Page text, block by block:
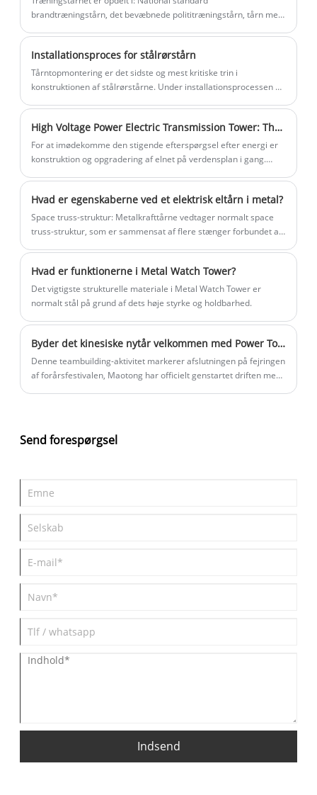
simpelt design og kompakt struktur. Det
er velegnet til forskellige terræn, såsom
byer, forstæder og bjergrige områder,
eller høje krav til æstetik.
brandtræningstårn, det bevæbnede polititræningstårn, tårn med
Installationsproces for stålrørstårn
Tårntopmontering er det sidste og mest kritiske trin i
konstruktionen af ​​stålrørstårne. Under installationsprocessen er
sikkerheden og stabiliteten af ​​tårntopinstallationen.
High Voltage Power Electric Transmission Tower: The Future of Energy Transfer
For at imødekomme den stigende efterspørgsel efter energi er
konstruktion og opgradering af elnet på verdensplan i gang.
højspændingstransmissionsledninger.
Hvad er egenskaberne ved et elektrisk eltårn i metal?
Space truss-struktur: Metalkrafttårne ​​vedtager normalt space
truss-struktur, som er sammensat af flere stænger forbundet af
Hvad er funktionerne i Metal Watch Tower?
Det vigtigste strukturelle materiale i Metal Watch Tower er
normalt stål på grund af dets høje styrke og holdbarhed.
Byder det kinesiske nytår velkommen med Power Tower Solutions
Denne teambuilding-aktivitet markerer afslutningen på fejringen
af ​​forårsfestivalen, Maotong har officielt genstartet driften med
stærk arbejdsmoral.
Send forespørgsel
Indsend